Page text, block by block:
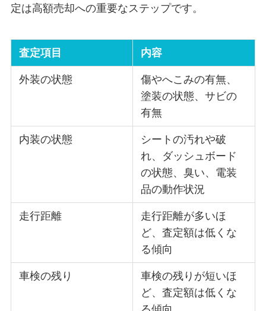
定は高額売却への重要なステップです。
査定項目 内容
外装の状態
傷やへこみの有無、
塗装の状態、サビの
有無
内装の状態
シートの汚れや破
れ、ダッシュボード
の状態、臭い、電装
品の動作状況
走行距離
走行距離が多いほ
ど、査定額は低くな
る傾向
車検の残り
車検の残りが短いほ
ど、査定額は低くな